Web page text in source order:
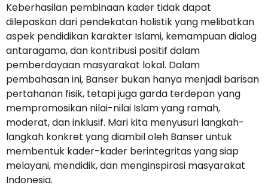
Keberhasilan pembinaan kader tidak dapat
dilepaskan dari pendekatan holistik yang melibatkan
aspek pendidikan karakter Islami, kemampuan dialog
antaragama, dan kontribusi positif dalam
pemberdayaan masyarakat lokal. Dalam
pembahasan ini, Banser bukan hanya menjadi barisan
pertahanan fisik, tetapi juga garda terdepan yang
mempromosikan nilai-nilai Islam yang ramah,
moderat, dan inklusif. Mari kita menyusuri langkah-
langkah konkret yang diambil oleh Banser untuk
membentuk kader-kader berintegritas yang siap
melayani, mendidik, dan menginspirasi masyarakat
Indonesia.